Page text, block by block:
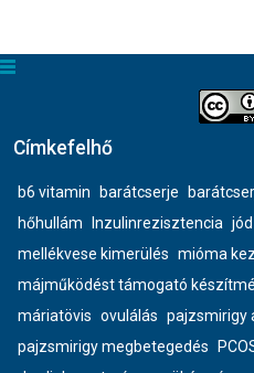
Címkefelhő
b6 vitamin barátcserje
hőhullám
Inzulinrezisztencia jód
mellékvese kimerülés mióma
májműködést támogató
máriatövis ovulálás pajzsmirigy
pajzsmirigy megbetegedés